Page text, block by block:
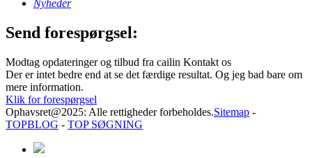
Nyheder
Send forespørgsel:
Modtag opdateringer og tilbud fra cailin Kontakt os
Der er intet bedre end at se det færdige resultat. Og jeg bad bare om
mere information.
Klik for forespørgsel
Ophavsret@2025: Alle rettigheder forbeholdes.Sitemap -
TOPBLOG - TOP SØGNING